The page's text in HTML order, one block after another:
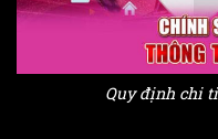
Quy định chi